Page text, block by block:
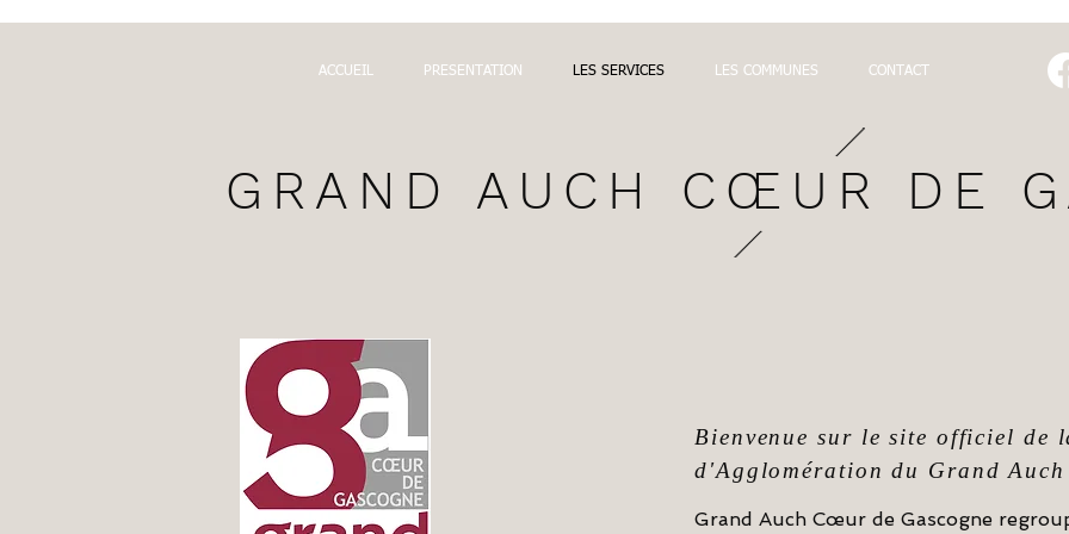
ACCUEIL PRESENTATION LES SERVICES LES COMMUNES CONTACT
GRAND AUCH CŒUR DE
Bienvenue sur le site officiel de
d'Agglomération du Grand
Grand Auch Cœur de Gascogne